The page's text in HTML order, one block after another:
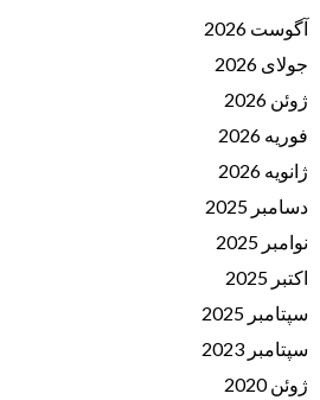
آگوست 2026
جولای 2026
ژوئن 2026
فوریه 2026
ژانویه 2026
دسامبر 2025
نوامبر 2025
اکتبر 2025
سپتامبر 2025
سپتامبر 2023
ژوئن 2020